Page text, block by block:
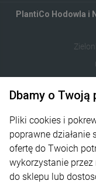
PlantiCo Hodowla i
Dbamy o Twoją
Pliki cookies i
poprawne
ofertę do Twoich
wykorzystanie
do sklepu lub